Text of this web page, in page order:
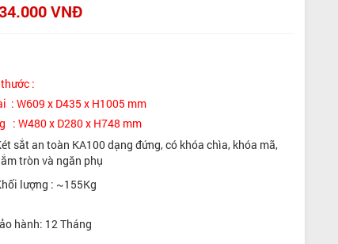
VNĐ
:
: W609 x D435 x H1005 mm
: W480 x D280 x H748 mm
sắt an toàn KA100 dạng đứng, có khóa chìa, khóa mã,
tròn và ngăn phụ
lượng : ~155Kg
hành: 12 Tháng